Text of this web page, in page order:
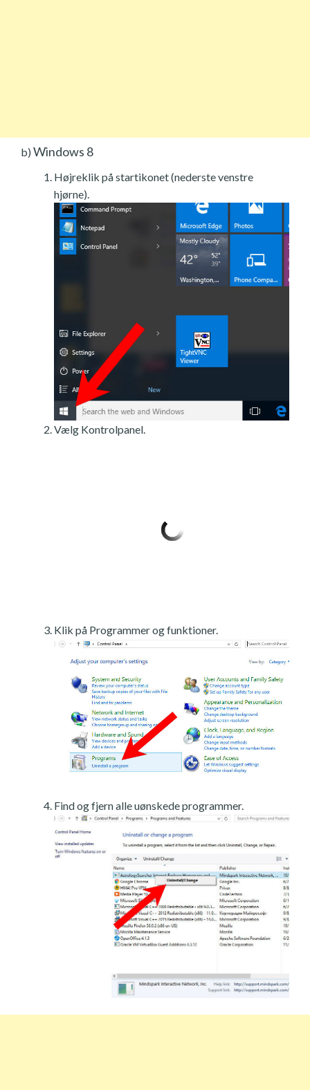
b) Windows 8
Højreklik på startikonet (nederste venstre
hjørne).
Vælg Kontrolpanel.
Klik på Programmer og funktioner.
Find og fjern alle uønskede programmer.